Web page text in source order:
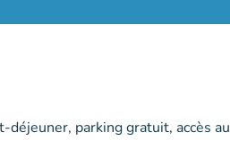
déjeuner, parking gratuit, accès au